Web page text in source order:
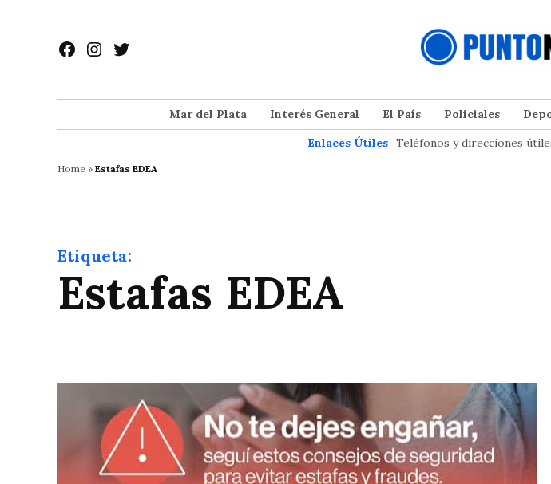
contenido
Facebook
Instagram
Twitter
Mar del Plata Interés General El País Policiales
Enlaces Útiles Teléfonos y direcciones
Home » Estafas EDEA
Etiqueta:
Estafas EDEA